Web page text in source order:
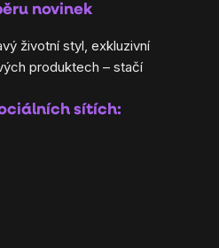
novinek
životní styl, exkluzivní
produktech – stačí
sítích: